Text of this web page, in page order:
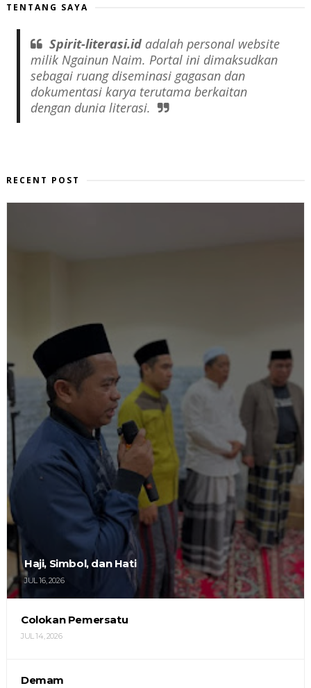
TENTANG SAYA
Spirit-literasi.idadalah personal website
milik Ngainun Naim. Portal ini dimaksudkan
sebagai ruang diseminasi gagasan dan
dokumentasi karya terutama berkaitan
dengan dunia literasi.
RECENT POST
Haji, Simbol, dan Hati
JUL 16, 2026
Colokan Pemersatu
JUL 14, 2026
Demam